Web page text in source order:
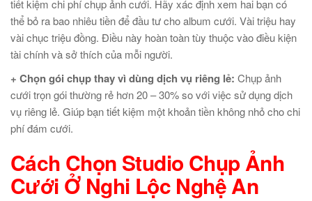
tiết kiệm chi phí chụp ảnh cưới. Hãy xác định xem hai bạn có
thể bỏ ra bao nhiêu tiền để đầu tư cho album cưới. Vài triệu hay
vài chục triệu đồng. Điều này hoàn toàn tùy thuộc vào điều kiện
tài chính và sở thích của mỗi người.
+ Chọn gói chụp thay vì dùng dịch vụ riêng lẻ: Chụp ảnh
cưới trọn gói thường rẻ hơn 20 – 30% so với việc sử dụng dịch
vụ riêng lẻ. Giúp bạn tiết kiệm một khoản tiền không nhỏ cho chi
phí đám cưới.
Cách Chọn Studio Chụp Ảnh
Cưới Ở Nghi Lộc Nghệ An